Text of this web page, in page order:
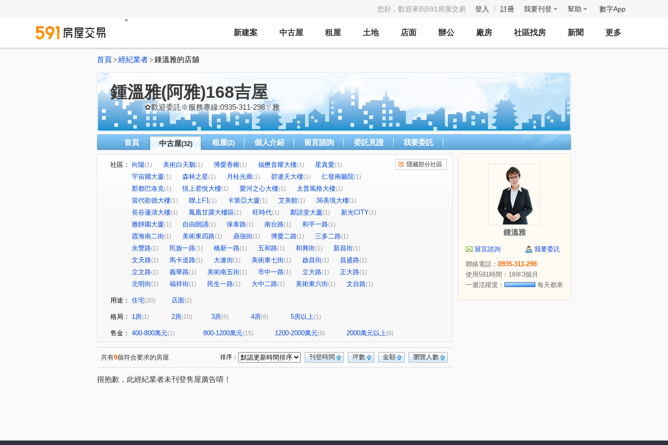
您好，歡迎來到591房屋交易 登入 註冊 我要刊登 幫助 數字App
新建案 中古屋 租屋 土地 店面 辦公 廠房 社區找房 新聞 更多
首頁 > 經紀業者 > 鍾溫雅的店舖
鍾溫雅(阿雅)168吉屋
✿歡迎委託※服務專線:0935-311-298ㄚ雅
首頁 中古屋(32) 租屋(2) 個人介紹 留言諮詢 委託見證 我要委託
社區： 向陽(1) 美術白天鵝(1) 博愛香榭(1) 福懋首耀大樓(1) 星真愛(1)
宇宙國大廈(1) 森林之星(1) 月桂光廊(1) 碧連天大樓(1) 仁發兩廳院(1)
郡都巴洛克(1) 恆上君悅大樓(1) 愛河之心大樓(1) 太普風格大樓(1)
當代歌德大樓(1) 聯上F1(1) 卡第亞大廈(1) 艾美館(1) 36美境大樓(1)
長谷蓮清大樓(1) 鳳凰甘露大樓區(1) 旺時代(1) 鄰語堂大廈(1) 新光CITY(1)
雅靜園大廈(1) 自由朗誦(1) 保泰路(1) 南台路(1) 和平一路(1)
霞海南二街(1) 美術東四路(1) 鼎強街(1) 博愛二路(1) 三多二路(1)
永豐路(1) 民族一路(1) 橋新一路(1) 五和路(1) 和興街(1) 新昌街(1)
文天路(1) 馬卡道路(1) 大連街(1) 美術東七街(1) 啟昌街(1) 昌盛路(1)
立文路(1) 義華路(1) 美術南五街(1) 市中一路(1) 立大路(1) 正大路(1)
北明街(1) 福祥街(1) 民生一路(1) 大中二路(1) 美術東六街(1) 文自路(1)
隱藏部分社區
用途： 住宅(30) 店面(2)
格局： 1房(1) 2房(10) 3房(9) 4房(9) 5房以上(1)
售金： 400-800萬元(1) 800-1200萬元(15) 1200-2000萬元(8) 2000萬元以上(8)
共有0個符合要求的房屋 瀏覽人數
金額
坪數
刊登時間
排序：
很抱歉，此經紀業者未刊登售屋廣告唷！
鍾溫雅
留言諮詢
我要委託
聯絡電話： 0935-311-298
使用591時間：18年3個月
一週活躍度：
每天都來